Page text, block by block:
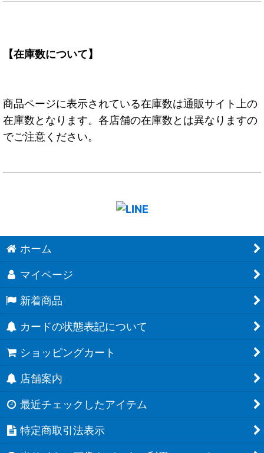
【在庫数について】
商品ページに表示されている在庫数は通販サイト上の
在庫数となります。各店舗の在庫数とは異なりますの
でご注意ください。
ホーム
マイページ
新着商品
カードの状態表記について
ショッピングカート
店舗案内
最近チェックしたアイテム
特定商取引法表示